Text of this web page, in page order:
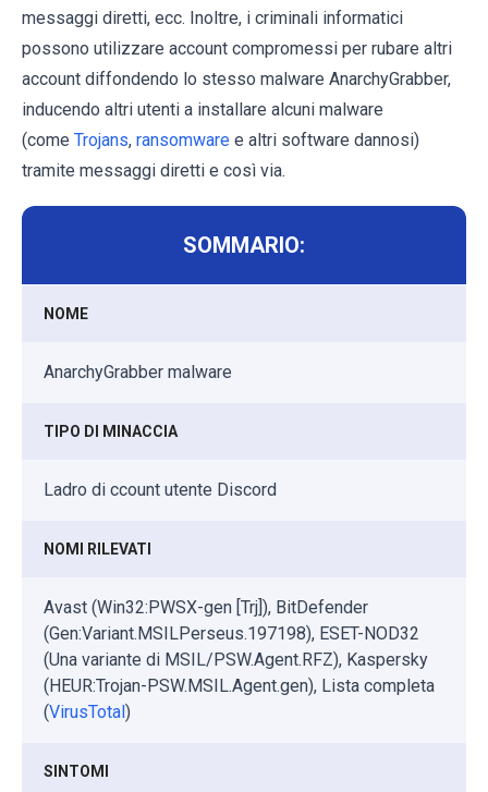
messaggi diretti, ecc. Inoltre, i criminali informatici
possono utilizzare account compromessi per rubare altri
account diffondendo lo stesso malware AnarchyGrabber,
inducendo altri utenti a installare alcuni malware
(come Trojans, ransomware e altri software dannosi)
tramite messaggi diretti e così via.
SOMMARIO:
NOME
AnarchyGrabber malware
TIPO DI MINACCIA
Ladro di ccount utente Discord
NOMI RILEVATI
Avast (Win32:PWSX-gen [Trj]), BitDefender
(Gen:Variant.MSILPerseus.197198), ESET-NOD32
(Una variante di MSIL/PSW.Agent.RFZ), Kaspersky
(HEUR:Trojan-PSW.MSIL.Agent.gen), Lista completa
(VirusTotal )
SINTOMI